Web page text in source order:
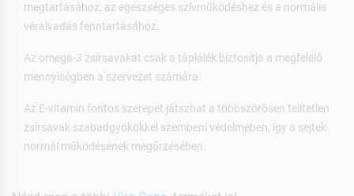
megtartásához, az egészséges szívműködéshez és a normális
véralvadás fenntartásához.
Az omega-3 zsírsavakat csak a táplálék biztosítja a megfelelő
mennyiségben a szervezet számára.
Az E-vitamin fontos szerepet játszhat a többszörösen telítetlen
zsírsavak szabadgyökökkel szembeni védelmében, így a sejtek
normál működésének megőrzésében.